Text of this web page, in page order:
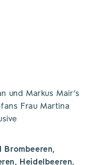
und Markus Mair’s
Frau Martina
Brombeeren,
Heidelbeeren,